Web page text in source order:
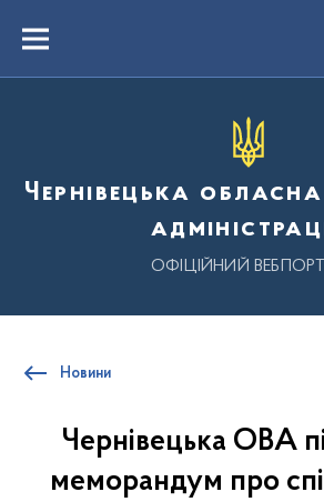
вмістуMenu
Чернівецька
ОФІЦІЙНИЙ
Новини
Чернівецька ОВА
меморандум про